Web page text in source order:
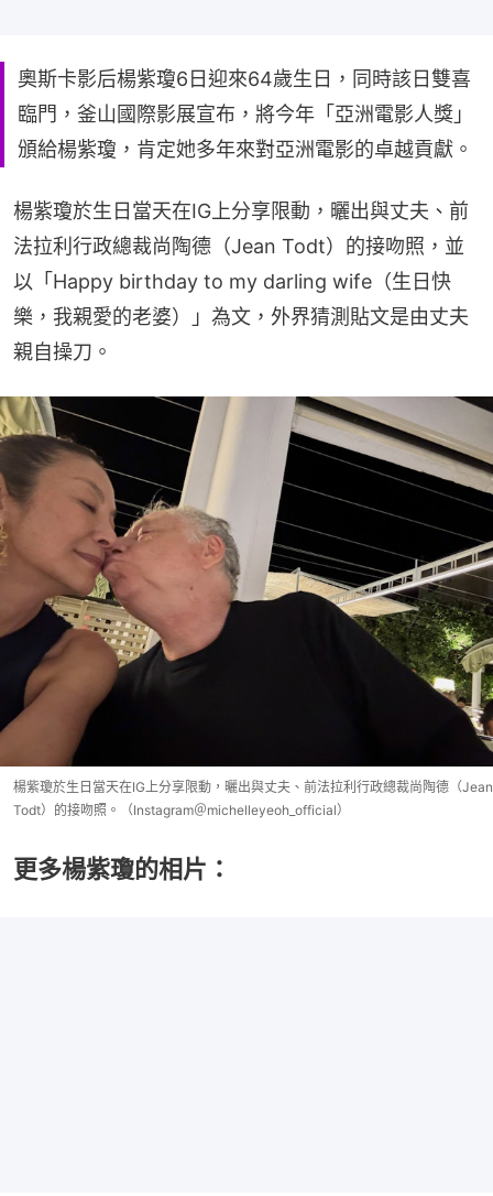
奧斯卡影后楊紫瓊6日迎來64歲生日，同時該日雙喜
臨門，釜山國際影展宣布，將今年「亞洲電影人獎」
頒給楊紫瓊，肯定她多年來對亞洲電影的卓越貢獻。
楊紫瓊於生日當天在IG上分享限動，曬出與丈夫、前
法拉利行政總裁尚陶德（Jean Todt）的接吻照，並
以「Happy birthday to my darling wife（生日快
樂，我親愛的老婆）」為文，外界猜測貼文是由丈夫
親自操刀。
楊紫瓊於生日當天在IG上分享限動，曬出與丈夫、前法拉利行政總裁尚陶德（Jean
Todt）的接吻照。（Instagram＠michelleyeoh_official）
更多楊紫瓊的相片：